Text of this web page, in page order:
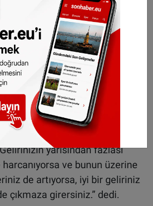
dikkat çekildi.
konuda, “Enflasyonun
göstermeye başladığını
gelir gruplarına çok dikkat
ve gerekli - ama onların
de unutmamalıyız.” şeklinde
hanelerin ‘çok yüksek sabit
ettiğini belirten
yarısından fazlası
ve bunun üzerine
de artıyorsa, iyi bir geliriniz
çıkmaza girersiniz.” dedi.